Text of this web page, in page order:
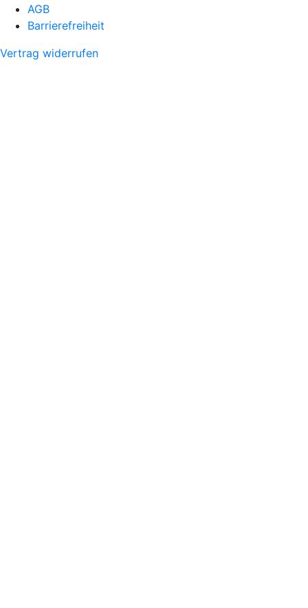
AGB
Barrierefreiheit
Vertrag widerrufen